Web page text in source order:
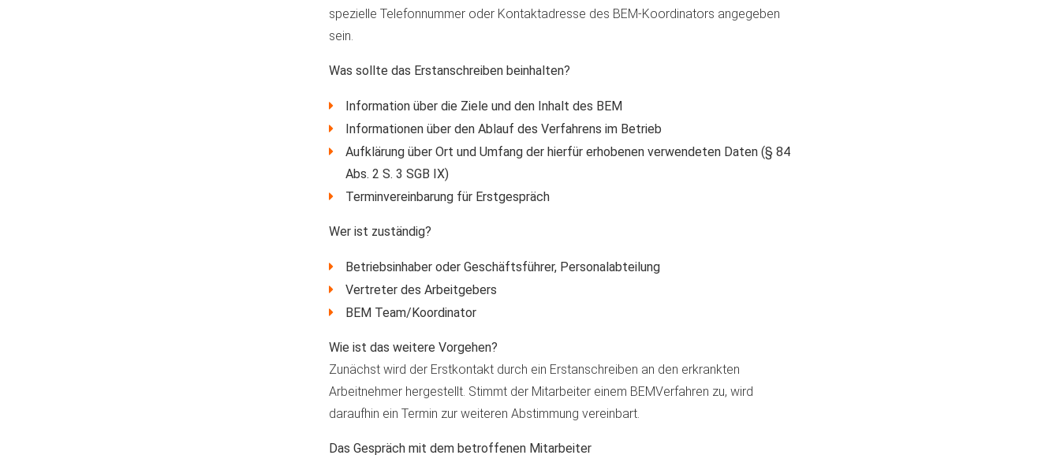
spezielle Telefonnummer oder Kontaktadresse des BEM-Koordinators angegeben
sein.
Was sollte das Erstanschreiben beinhalten?
Information über die Ziele und den Inhalt des BEM
Informationen über den Ablauf des Verfahrens im Betrieb
Aufklärung über Ort und Umfang der hierfür erhobenen verwendeten Daten (§ 84
Abs. 2 S. 3 SGB IX)
Terminvereinbarung für Erstgespräch
Wer ist zuständig?
Betriebsinhaber oder Geschäftsführer, Personalabteilung
Vertreter des Arbeitgebers
BEM Team/Koordinator
Wie ist das weitere Vorgehen?
Zunächst wird der Erstkontakt durch ein Erstanschreiben an den erkrankten
Arbeitnehmer hergestellt. Stimmt der Mitarbeiter einem BEMVerfahren zu, wird
daraufhin ein Termin zur weiteren Abstimmung vereinbart.
Das Gespräch mit dem betroffenen Mitarbeiter